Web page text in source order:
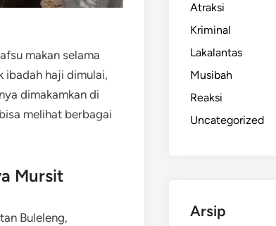
makan selama
ibadah haji dimulai,
dimakamkan di
melihat berbagai
Mursit
Buleleng,
Atraksi
Kriminal
Lakalantas
Musibah
Reaksi
Uncategorized
Arsip